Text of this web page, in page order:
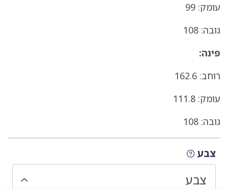
עומק: 99
גובה: 108
פינה:
רוחב: 162.6
עומק: 111.8
גובה: 108
בחירת הרכבת חלקי המוצר
צבע
צבע